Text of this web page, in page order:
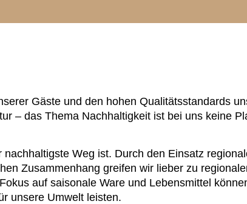
Gäste und den hohen Qualitätsstandards
– das Thema Nachhaltigkeit ist bei uns keine
Weg ist. Durch den Einsatz
Zusammenhang greifen wir lieber zu
auf saisonale Ware und Lebensmittel
unsere Umwelt leisten.